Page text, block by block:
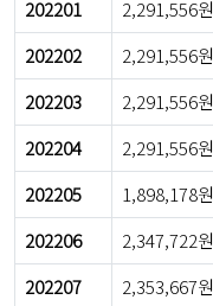
202201
2,291,556원
202202
2,291,556원
202203
2,291,556원
202204
2,291,556원
202205
1,898,178원
202206
2,347,722원
202207
2,353,667원